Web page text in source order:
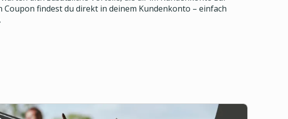
Coupon findest du direkt in deinem Kundenkonto – einfach